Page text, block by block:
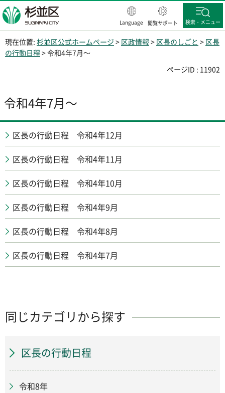
杉並区
Language 閲覧サポート 検索・メニュー
現在位置: 杉並区公式ホームページ > 区政情報 > 区長のしごと > 区長
の行動日程> 令和4年7月～
ページID : 11902
令和4年7月～
区長の行動日程 令和4年12月
区長の行動日程 令和4年11月
区長の行動日程 令和4年10月
区長の行動日程 令和4年9月
区長の行動日程 令和4年8月
区長の行動日程 令和4年7月
同じカテゴリから探す
区長の行動日程
令和8年